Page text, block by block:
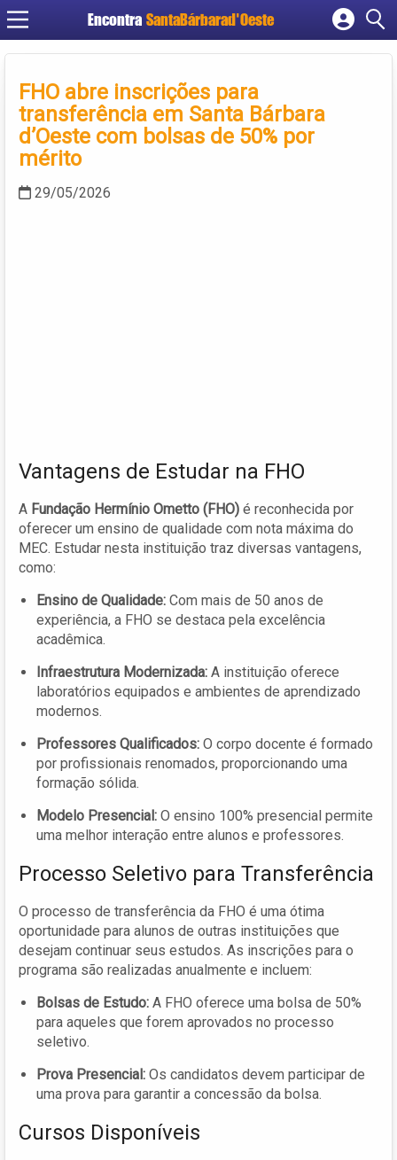
Encontra SantaBárbarad'Oeste
Cadastrar empresa
Criar conta
FHO abre inscrições para
transferência em Santa Bárbara
d’Oeste com bolsas de 50% por
mérito
29/05/2026
Vantagens de Estudar na FHO
A Fundação Hermínio Ometto (FHO) é reconhecida por
oferecer um ensino de qualidade com nota máxima do
MEC. Estudar nesta instituição traz diversas vantagens,
como:
Ensino de Qualidade: Com mais de 50 anos de
experiência, a FHO se destaca pela excelência
acadêmica.
Infraestrutura Modernizada: A instituição oferece
laboratórios equipados e ambientes de aprendizado
modernos.
Professores Qualificados: O corpo docente é formado
por profissionais renomados, proporcionando uma
formação sólida.
Modelo Presencial: O ensino 100% presencial permite
uma melhor interação entre alunos e professores.
Processo Seletivo para Transferência
O processo de transferência da FHO é uma ótima
oportunidade para alunos de outras instituições que
desejam continuar seus estudos. As inscrições para o
programa são realizadas anualmente e incluem:
Bolsas de Estudo: A FHO oferece uma bolsa de 50%
para aqueles que forem aprovados no processo
seletivo.
Prova Presencial: Os candidatos devem participar de
uma prova para garantir a concessão da bolsa.
Cursos Disponíveis